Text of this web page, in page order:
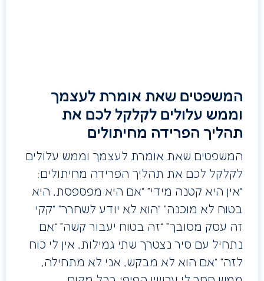
המשפטים שאת אומרת לעצמך
וממש עלולים לקלקל לכם את
תהליך הפרידה מחיתולים
המשפטים שאת אומרת לעצמך וממש עלולים
לקלקל לכם את תהליך הפרידה מחיתולים:
“אין היא קטנה מידי” “אם היא מפספסת, היא
בטוח לא מוכנה” “הוא לא יודע לשחרר” “קקי
זה עסק מסובך” “זה בטוח יעבור קשה” “אם
נתחיל עם סיר נצטרך שתי גמילות, אין לי כוח
לזה” “אם הוא לא מבקש, אני לא מתחילה,